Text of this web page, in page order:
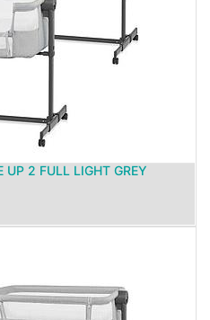
UP 2 FULL LIGHT GREY